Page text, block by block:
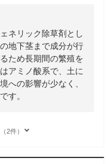
ネリック除草剤とし
地下茎まで成分が行
ため長期間の繁殖を
アミノ酸系で、土に
への影響が少なく、
す。
2件）